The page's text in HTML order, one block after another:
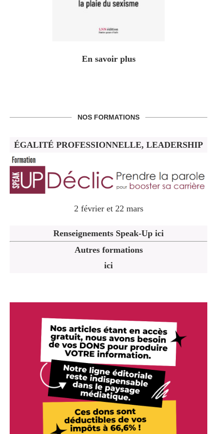
En savoir plus
NOS FORMATIONS
ÉGALITÉ PROFESSIONNELLE, LEADERSHIP
2 février et 22 mars
Renseignements Speak-Up ici
Autres formations
ici